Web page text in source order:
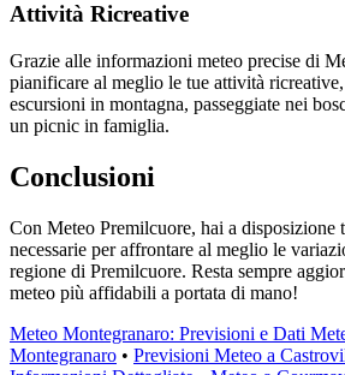
Attività Ricreative
Grazie alle informazioni meteo precise di
pianificare al meglio le tue attività
escursioni in montagna, passeggiate nei
un picnic in famiglia.
Conclusioni
Con Meteo Premilcuore, hai a disposizione
necessarie per affrontare al meglio le
regione di Premilcuore. Resta sempre
meteo più affidabili a portata di mano!
Meteo Montegranaro: Previsioni e Dati
Montegranaro • Previsioni Meteo a